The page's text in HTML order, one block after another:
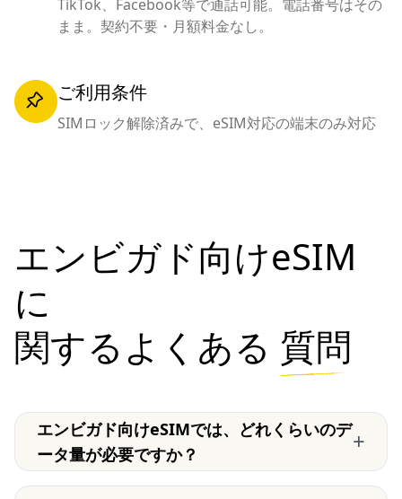
TikTok、Facebook等で通話可能。電話番号はその
まま。契約不要・月額料金なし。
ご利用条件
SIMロック解除済みで、eSIM対応の端末のみ対応
エンビガド向けeSIM
に
関するよくある 質問
エンビガド向けeSIMでは、どれくらいのデ
ータ量が必要ですか？
+